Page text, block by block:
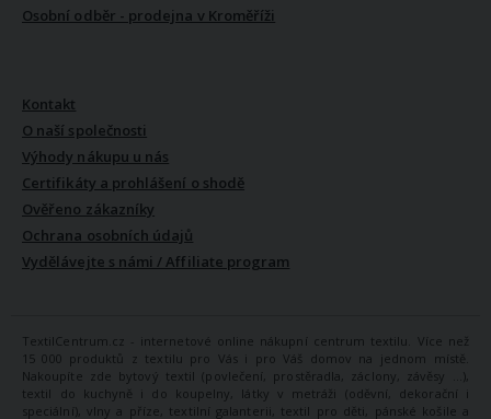
Osobní odběr - prodejna v Kroměříži
Kontakt
O naší společnosti
Výhody nákupu u nás
Certifikáty a prohlášení o shodě
Ověřeno zákazníky
Ochrana osobních údajů
Vydělávejte s námi / Affiliate program
TextilCentrum.cz - internetové online nákupní centrum textilu. Více než
15 000 produktů z textilu pro Vás i pro Váš domov na jednom místě.
Nakoupíte zde bytový textil (povlečení, prostěradla, záclony, závěsy ...),
textil do kuchyně i do koupelny, látky v metráži (oděvní, dekorační i
speciální), vlny a příze, textilní galanterii, textil pro děti, pánské košile a